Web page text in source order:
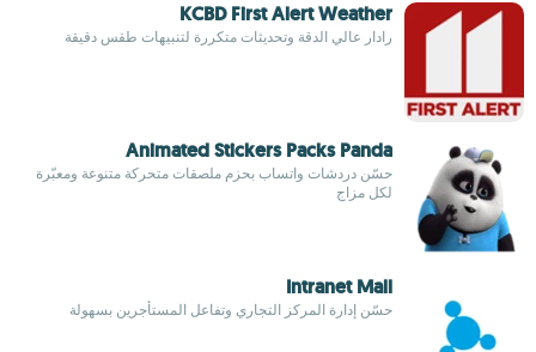
KCBD First Alert Weather
رادار عالي الدقة وتحديثات متكررة لتنبيهات طقس دقيقة
Animated Stickers Packs Panda
حسّن دردشات واتساب بحزم ملصقات متحركة متنوعة ومعبّرة
لكل مزاج
Intranet Mall
حسّن إدارة المركز التجاري وتفاعل المستأجرين بسهولة